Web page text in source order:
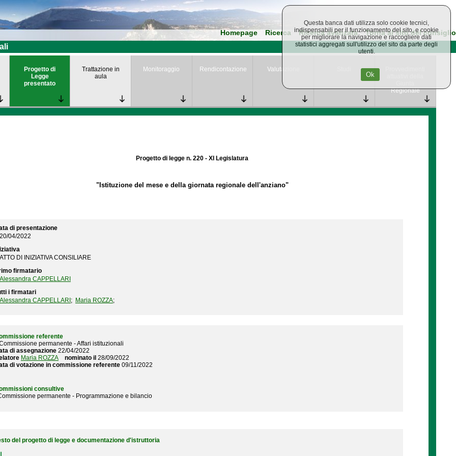
Homepage Ricerca Ricerca avanzata Torna al sito del consiglio
Progetto di
Legge
presentato
Trattazione in
aula
Monitoraggio Rendicontazione Valutazione
Regionale
Progetto di legge n. 220 - XI Legislatura
"Istituzione del mese e della giornata regionale dell'anziano"
di presentazione
20/04/2022
ATTO DI INIZIATIVA CONSILIARE
firmatario
Alessandra CAPPELLARI
i firmatari
Alessandra CAPPELLARI ; Maria ROZZA;
referente
Commissione permanente - Affari istituzionali
di assegnazione 22/04/2022
Maria ROZZA nominato il 28/09/2022
di votazione in commissione referente 09/11/2022
consultive
permanente - Programmazione e bilancio
del progetto di legge e documentazione d'istruttoria
Questa banca dati utilizza solo cookie tecnici,
indispensabili per il funzionamento del sito, e cookie
per migliorare la navigazione e raccogliere dati
statistici aggregati sull'utilizzo del sito da parte degli
utenti.
Ok